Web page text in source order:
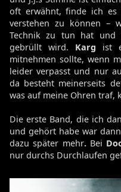
oft erwähnt, finde ich es
verstehen zu können –
Technik zu tun hat und
gebrüllt wird. Karg ist
mitnehmen sollte, wenn
leider verpasst und nur
da besteht meinerseits
was auf meine Ohren traf,
Die erste Band, die ich
und gehört habe war
dazu später mehr.Bei
nur durchs Durchlaufen